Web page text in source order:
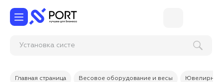
Установка си
Главная страница Весовое оборудование и весы Ювелирные